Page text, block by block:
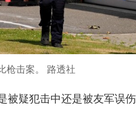
枪击案。 路透社
被疑犯击中还是被友军误